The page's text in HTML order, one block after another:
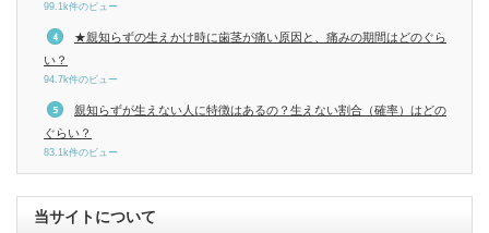
99.1k件のビュー
★親知らずの生えかけ時に歯茎が痛い原因と、痛みの期間はどのぐら
い？
94.7k件のビュー
親知らずが生えない人に特徴はあるの？生えない割合（確率）はどの
ぐらい？
83.1k件のビュー
当サイトについて